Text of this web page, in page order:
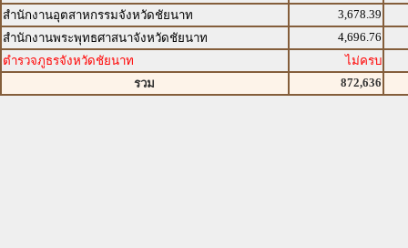
สำนักงานอุตสาหกรรมจังหวัดชัยนาท
3,678.39
สำนักงานพระพุทธศาสนาจังหวัดชัยนาท
4,696.76
ตำรวจภูธรจังหวัดชัยนาท
ไม่ครบ
รวม
872,636